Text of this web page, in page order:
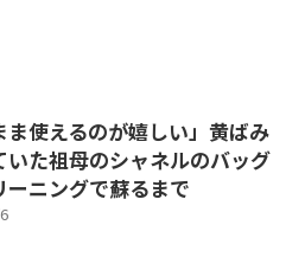
ま使えるのが嬉しい」黄ばみ
いた祖母のシャネルのバッグ
ーニングで蘇るまで